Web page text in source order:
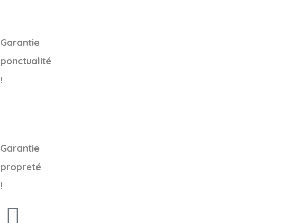
Garantie
ponctualité
!
Garantie
propreté
!